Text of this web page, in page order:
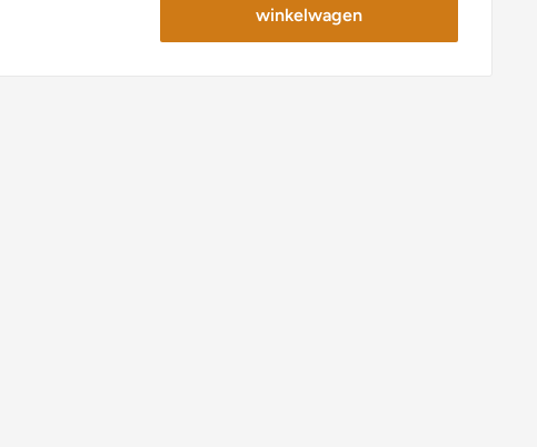
winkelwagen